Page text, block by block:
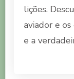
lições.
aviador e
e a